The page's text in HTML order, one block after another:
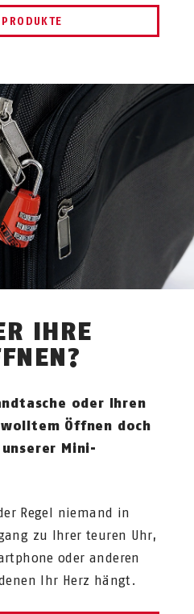
IHRE
oder Ihren
Öffnen doch
Mini-
Regel niemand in
zu Ihrer teuren Uhr,
oder anderen
Ihr Herz hängt.